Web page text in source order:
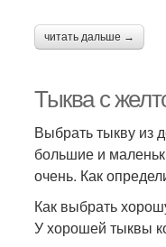
читать дальше →
Тыква с
Выбрать тыкву из
большие и
очень. Как
Как выбрать
У хорошей тыквы